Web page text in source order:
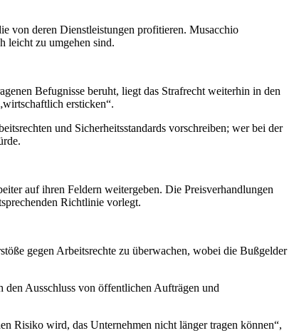
von deren Dienstleistungen profitieren. Musacchio
leicht zu umgehen sind.
Befugnisse beruht, liegt das Strafrecht weiterhin in den
ersticken“.
und Sicherheitsstandards vorschreiben; wer bei der
auf ihren Feldern weitergeben. Die Preisverhandlungen
Richtlinie vorlegt.
gegen Arbeitsrechte zu überwachen, wobei die Bußgelder
den Ausschluss von öffentlichen Aufträgen und
Risiko wird, das Unternehmen nicht länger tragen können“,